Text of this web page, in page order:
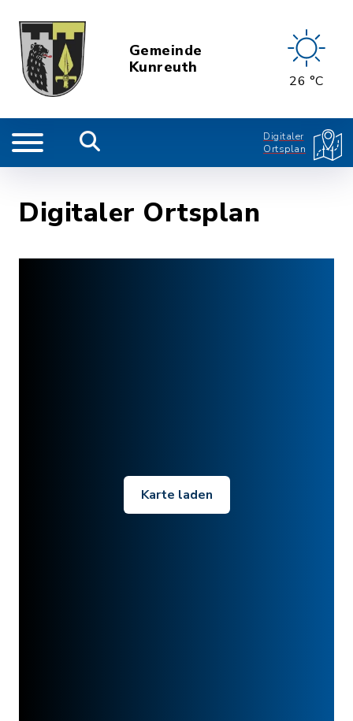
Gemeinde
Kunreuth
26 °C
Digitaler
Ortsplan
Digitaler Ortsplan
Karte laden